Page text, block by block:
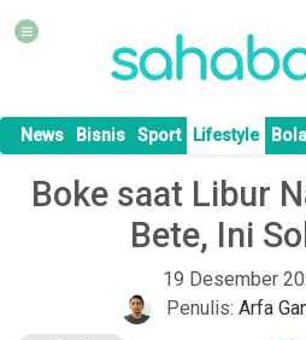
News Bisnis Sport Lifestyle Bola
Boke saat Libur
Bete, Ini
19 Desember
Penulis: Arfa